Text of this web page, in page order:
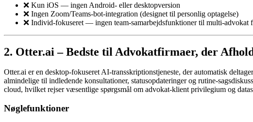
❌ Kun iOS — ingen Android- eller desktopversion
❌ Ingen Zoom/Teams-bot-integration (designet til personlig optagelse)
❌ Individ-fokuseret — ingen team-samarbejdsfunktioner til multi-advokat
2. Otter.ai – Bedste til Advokatfirmaer, der
Otter.ai er en desktop-fokuseret AI-transskriptionstjeneste, der automatisk
almindelige til indledende konsultationer, statusopdateringer og rutine-
cloud, hvilket rejser væsentlige spørgsmål om advokat-klient privilegium og
Nøglefunktioner